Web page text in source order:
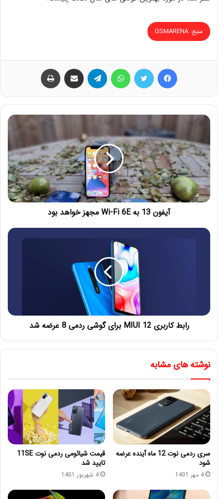
منبع: GSMARENA
آیفون 13 به Wi-Fi 6E مجهز خواهد بود
رابط کاربری MIUI 12 برای گوشی ردمی 8 عرضه شد
نوشته های مشابه
سری ردمی نوت 12 ماه آینده عرضه
شود
4 مهر 1401
قیمت شیائومی ردمی نوت 11SE
تایید شد
4 شهریور 1401